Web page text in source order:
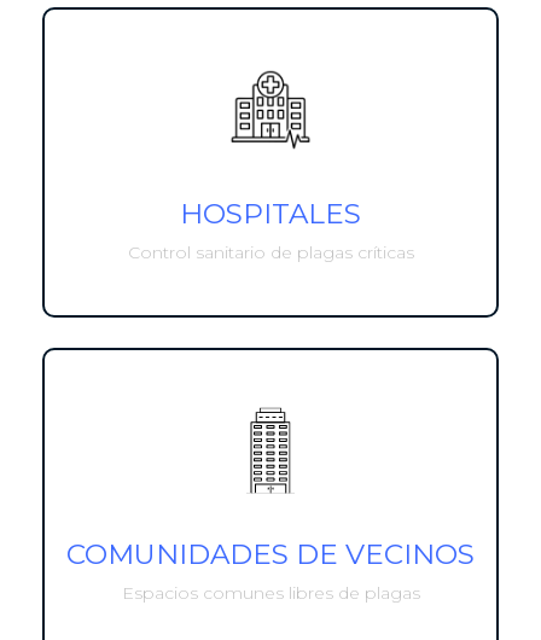
HOSPITALES
Control sanitario de plagas críticas
COMUNIDADES DE VECINOS
Espacios comunes libres de plagas